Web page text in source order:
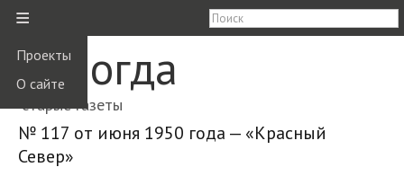
≡
Проекты
О сайте
Вологда
старые газеты
№ 117 от июня 1950 года — «Красный
Север»